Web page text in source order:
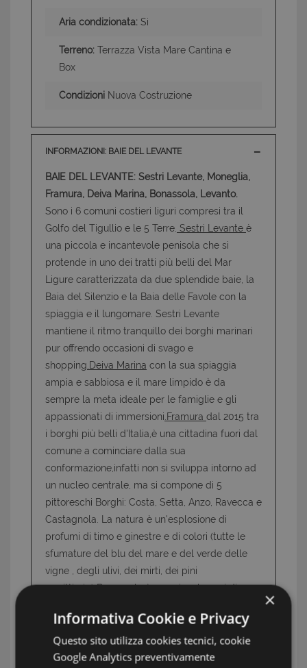
Aria condizionata: Si
Terreno: Terrazza Vista Mare Cantina e
Box
Condizioni Nuova Costruzione
INFORMAZIONI: BAIE DEL LEVANTE
BAIE DEL LEVANTE: Sestri Levante, Moneglia,
Framura, Deiva Marina, Bonassola, Levanto.
Sono i 6 comuni costieri liguri compresi tra il
Golfo del Tigullio e le 5 Terre. Sestri Levante è
una piccola e incantevole penisola che si
protende in uno dei tratti più belli del Mar
Ligure caratterizzata da due splendide baie, la
Baia del Silenzio e la Baia delle Favole con la
spiaggia e il lungomare. Sestri Levante
mantiene il ritmo tranquillo dei borghi marinari
pur offrendo occasioni di svago e
shopping .Deiva Marina con la sua spiaggia
ampia e sabbiosa e il mare limpido è da
sempre la meta ideale per le famiglie e gli
appassionati di immersioni .Framura dal 2015 tra
i borghi più belli d'Italia,è una cittadina fuori dal
comune a cominciare dalla sua
conformazione,infatti non si sviluppa intorno ad
un nucleo centrale, ma si compone di 5
pittoreschi Borghi: Costa, Setta, Anzo, Ravecca e
Castagnola. La natura è un'esplosione di
profumi di timo e ginestre e di colori (tutte le
sfumature del blu del mare e del verde delle
vigne , degli ulivi, dei mirti, dei pini
marittimi...)Bonassolaè una piccola oasi di
ha preservato la sua natura di borgo di
pescatori tranquillo e riparato. Gode di una
grande spiaggia di ghiaia con alle spalle una
×
Informativa Cookie e Privacy
Questo sito utilizza cookies tecnici, cookie
Google Analytics preventivamente